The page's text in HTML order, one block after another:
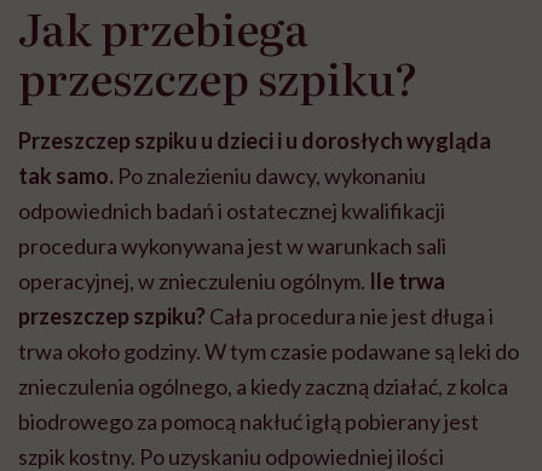
Jak przebiega
przeszczep szpiku?
Przeszczep szpiku u dzieci i u dorosłych wygląda
tak samo. Po znalezieniu dawcy, wykonaniu
odpowiednich badań i ostatecznej kwalifikacji
procedura wykonywana jest w warunkach sali
operacyjnej, w znieczuleniu ogólnym. Ile trwa
przeszczep szpiku? Cała procedura nie jest długa i
trwa około godziny. W tym czasie podawane są leki do
znieczulenia ogólnego, a kiedy zaczną działać, z kolca
biodrowego za pomocą nakłuć igłą pobierany jest
szpik kostny. Po uzyskaniu odpowiedniej ilości